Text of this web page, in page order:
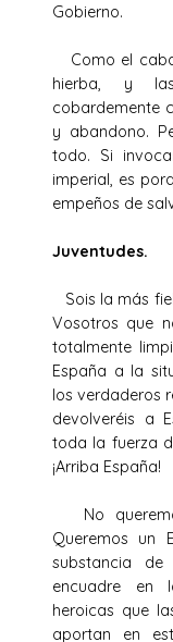
Gobierno.
Como el
hierba, y
cobardemente
y abandono.
todo. Si
imperial, es
empeños de
Juventudes.
Sois la más
Vosotros que
totalmente
España a la
los verdaderos
devolveréis a
toda la fuerza
¡Arriba España!
No
Queremos un
substancia
encuadre en
heroicas que
aportan en